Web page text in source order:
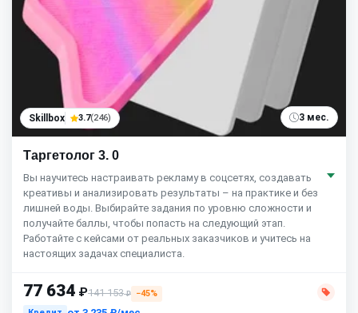
Skillbox 3.7(246) 3 мес.
Таргетолог 3. 0
Вы научитесь настраивать рекламу в соцсетях, создавать
креативы и анализировать результаты – на практике и без
лишней воды. Выбирайте задания по уровню сложности и
получайте баллы, чтобы попасть на следующий этап.
Работайте с кейсами от реальных заказчиков и учитесь на
настоящих задачах специалиста.
77 634 ₽141 153₽
−45%